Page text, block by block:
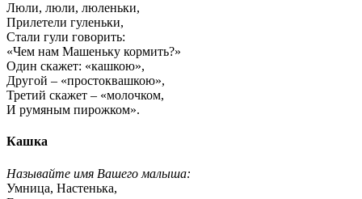
Люли, люли, люленьки,
Прилетели гуленьки,
Стали гули говорить:
«Чем нам Машеньку кормить?»
Один скажет: «кашкою»,
Другой – «простоквашкою»,
Третий скажет – «молочком,
И румяным пирожком».
Кашка
Называйте имя Вашего малыша:
Умница, Настенька,